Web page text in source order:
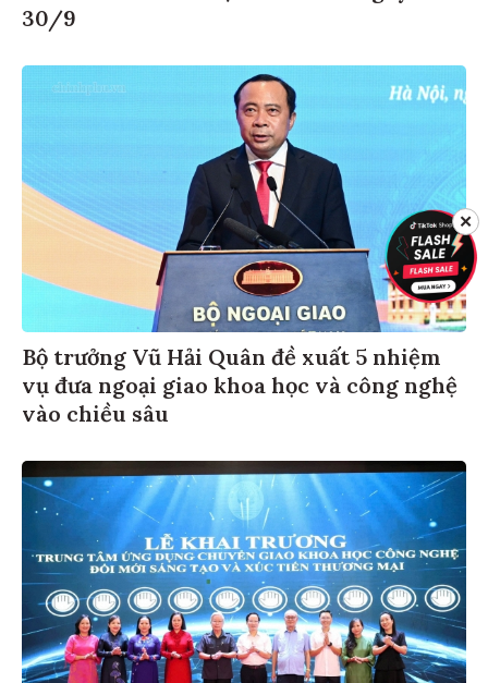
30/9
Bộ trưởng Vũ Hải Quân đề xuất 5 nhiệm
vụ đưa ngoại giao khoa học và công nghệ
vào chiều sâu
✕